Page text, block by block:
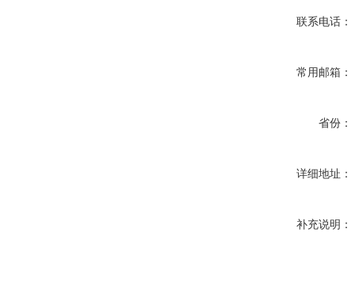
联系电话：
常用邮箱：
省份：
详细地址：
补充说明：